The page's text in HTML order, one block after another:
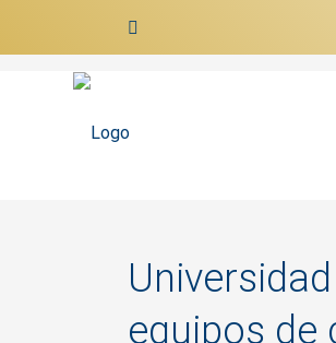
equipos de